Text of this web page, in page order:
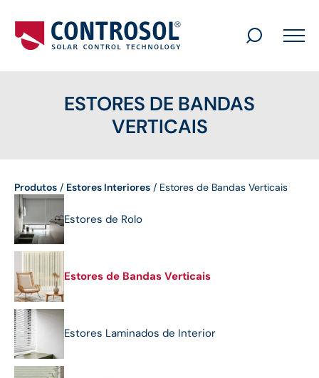
ESTORES DE BANDAS
VERTICAIS
Produtos / Estores Interiores / Estores de Bandas Verticais
Estores de Rolo
Estores de Bandas Verticais
Estores Laminados de Interior